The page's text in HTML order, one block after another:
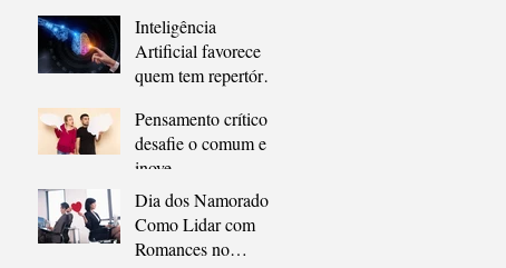
Inteligência
Artificial favorece
quem tem repertório
Pensamento crítico:
desafie o comum e
inove
Dia dos Namorados:
Como Lidar com
Romances no